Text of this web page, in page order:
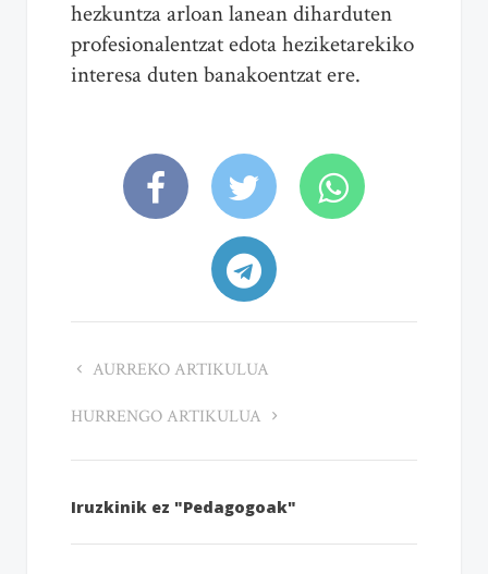
hezkuntza arloan lanean diharduten
profesionalentzat edota heziketarekiko
interesa duten banakoentzat ere.
AURREKO ARTIKULUA
HURRENGO ARTIKULUA
Iruzkinik ez "Pedagogoak"